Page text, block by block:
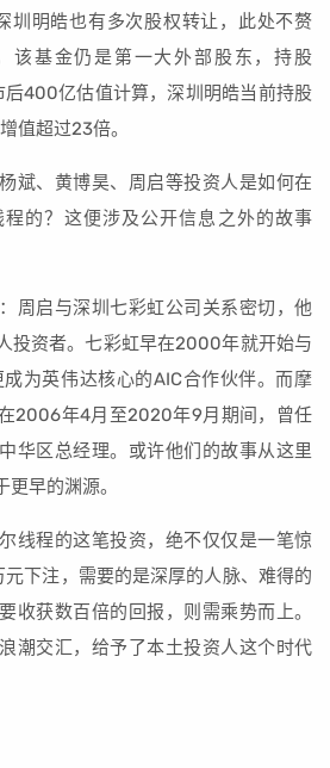
圳明皓也有多次股权转让，此处不赘
该基金仍是第一大外部股东，持股
400亿估值计算，深圳明皓当前持股
值超过23倍。
斌、黄博昊、周启等投资人是如何在
的？这便涉及公开信息之外的故事
周启与深圳七彩虹公司关系密切，他
投资者。七彩虹早在2000年就开始与
为英伟达核心的AIC合作伙伴。而摩
2006年4月至2020年9月期间，曾任
华区总经理。或许他们的故事从这里
早的渊源。
线程的这笔投资，绝不仅仅是一笔惊
下注，需要的是深厚的人脉、难得的
收获数百倍的回报，则需乘势而上。
潮交汇，给予了本土投资人这个时代